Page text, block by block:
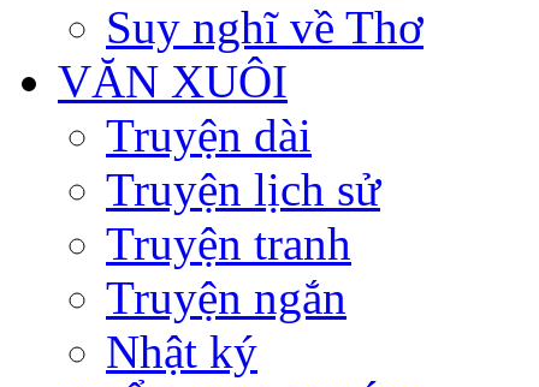
Suy nghĩ về Thơ
VĂN XUÔI
Truyện dài
Truyện lịch sử
Truyện tranh
Truyện ngắn
Nhật ký